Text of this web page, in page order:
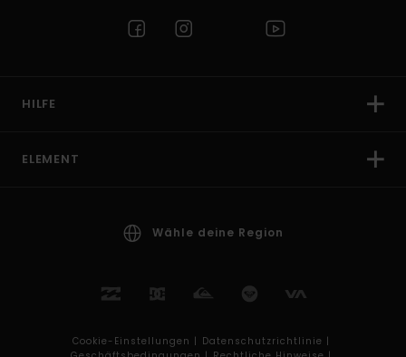
HILFE
ELEMENT
Wähle deine Region
Cookie-Einstellungen | Datenschutzrichtlinie |